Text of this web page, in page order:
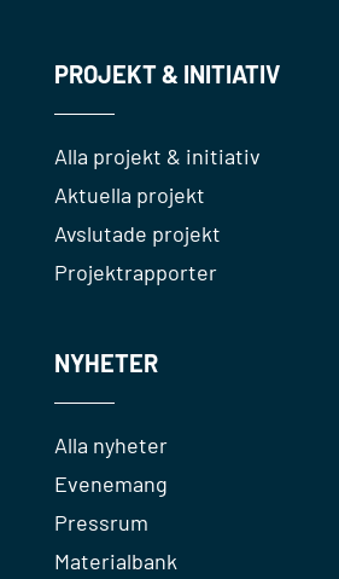
PROJEKT & INITIATIV
Alla projekt & initiativ
Aktuella projekt
Avslutade projekt
Projektrapporter
NYHETER
Alla nyheter
Evenemang
Pressrum
Materialbank